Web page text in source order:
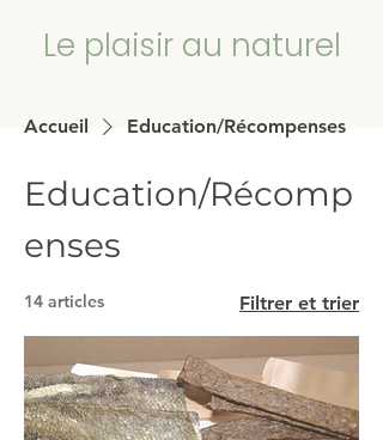
Le plaisir au naturel
Accueil Education/Récompenses
Education/Récomp
enses
14 articles Filtrer et trier